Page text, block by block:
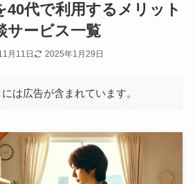
40代で利用するメリット
サービス一覧
月11日 2025年1月29日
は広告が含まれています。